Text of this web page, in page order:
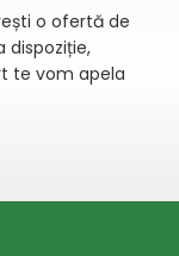
o ofertă de
dispoziție,
te vom apela